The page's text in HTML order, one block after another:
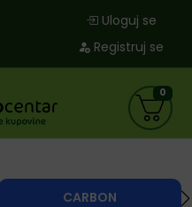
Uloguj se
Registruj se
CARBON
0